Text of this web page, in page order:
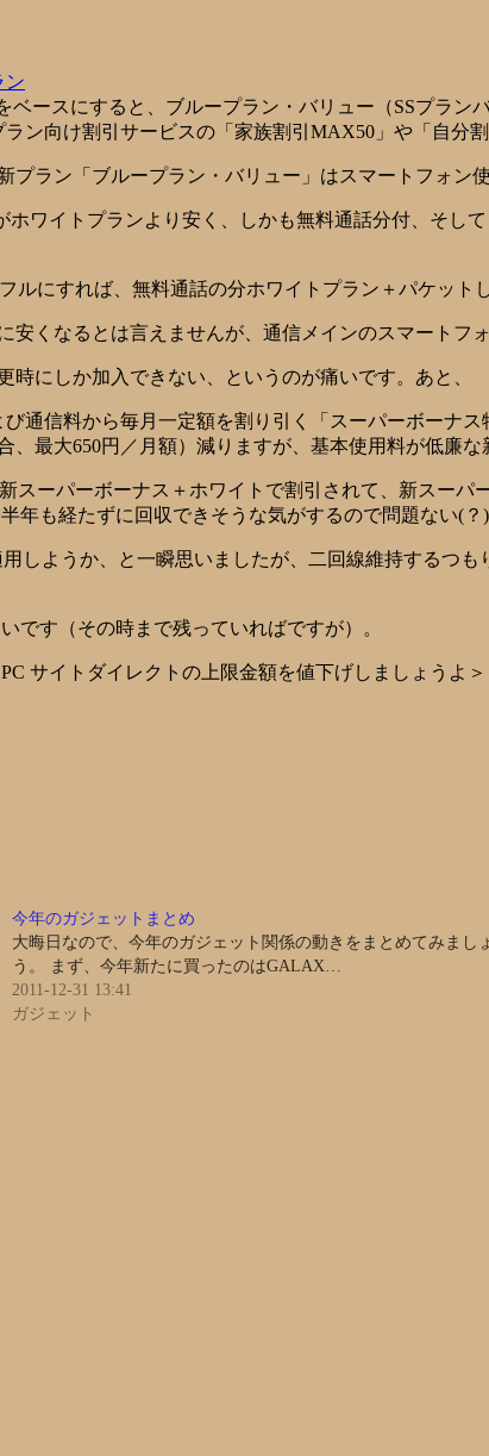
ン
ベースにすると、ブループラン・バリュー（SSプラ
ン向け割引サービスの「家族割引MAX50」や「自分
ラン「ブループラン・バリュー」はスマートフォン
ワイトプランより安く、しかも無料通話分付、そし
ルにすれば、無料通話の分ホワイトプラン＋パケット
くなるとは言えませんが、通信メインのスマートフ
にしか加入できない、というのが痛いです。あと、
通信料から毎月一定額を割り引く「スーパーボーナ
、最大650円／月額）減りますが、基本使用料が低廉な
スーパーボーナス＋ホワイトで割引されて、新スー
も経たずに回収できそうな気がするので問題ない(？)
しようか、と一瞬思いましたが、二回線維持するつ
です（その時まで残っていればですが）。
サイトダイレクトの上限金額を値下げしましょうよ
今年のガジェットまとめ
大晦日なので、今年のガジェット関係の動きをまとめてみましょ
う。 まず、今年新たに買ったのはGALAX…
2011-12-31 13:41
ガジェット